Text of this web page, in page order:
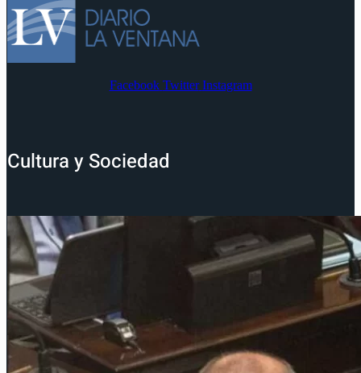
Facebook Twitter Instagram
Cultura y Sociedad